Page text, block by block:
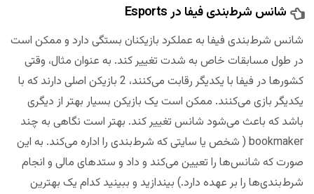
شانس شرط‌‌بندی فیفا در Esports
شانس شرط‌‌بندی فیفا به عملکرد بازیکنان بستگی دارد و ممکن است
در طول مسابقات خاص به شدت تغییر کند. به عنوان مثال، وقتی
کشورها در فیفا با یکدیگر رقابت می‌کنند، 2 بازیکن اصلی دارند که با
یکدیگر بازی می‌کنند. ممکن است یک بازیکن بسیار بهتر از دیگری
باشد که باعث می‌شود شانس تغییر کند. بهتر است نگاهی به چند
bookmaker ( شخص یا سایتی که شرط‌بندی را اداره می‌کند. به این
صورت که شانس‌ها را تعیین می‌کند و داد و ستد‌های مالی و انجام
شرط‌بندی‌ها را بر عهده دارد.) بیندازید و ببینید کدام یک بهترین